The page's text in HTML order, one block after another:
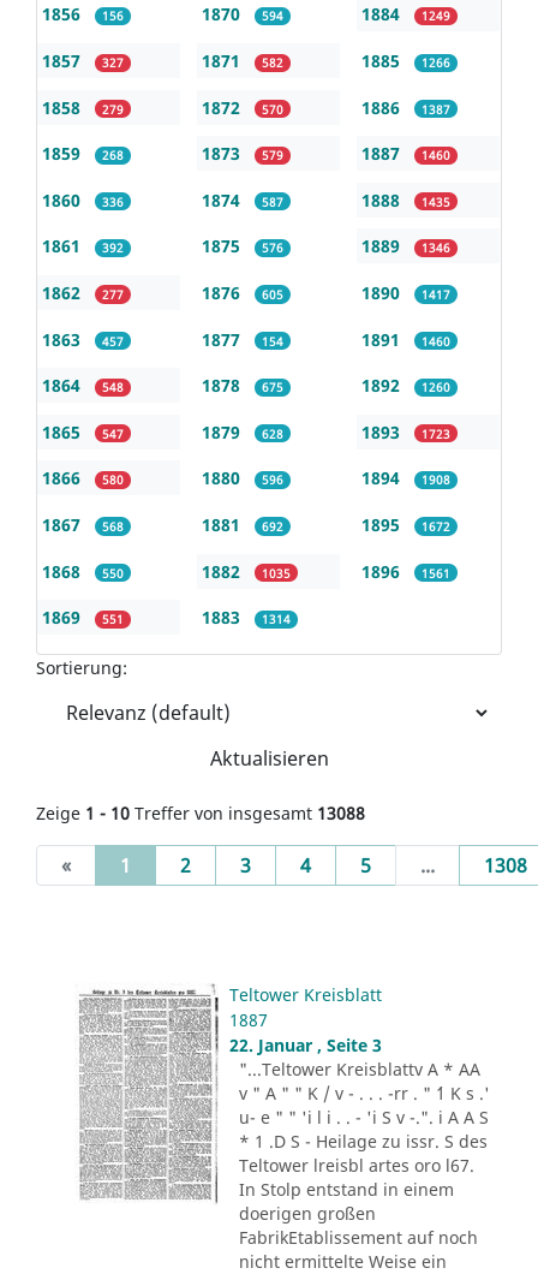
1856 156
1857 327
1858 279
1859 268
1860 336
1861 392
1862 277
1863 457
1864 548
1865 547
1866 580
1867 568
1868 550
1869 551
1870 594
1871 582
1872 570
1873 579
1874 587
1875 576
1876 605
1877 154
1878 675
1879 628
1880 596
1881 692
1882 1035
1883 1314
1884 1249
1885 1266
1886 1387
1887 1460
1888 1435
1889 1346
1890 1417
1891 1460
1892 1260
1893 1723
1894 1908
1895 1672
1896 1561
Sortierung:
Aktualisieren
Zeige 1 - 10 Treffer von insgesamt 13088
« 1 (current)
2 3 4 5 ... 1308
Teltower Kreisblatt
1887
22. Januar , Seite 3
"...Teltower Kreisblattv A * AA
v " A " " K / v - . . . -rr . " ´1 K s .'
u- e " " 'i l i . . - 'i S v -.". i A A S
* 1 .D S - Heilage zu issr. S des
Teltower lreisbl artes oro l67.
In Stolp entstand in einem
doerigen großen
FabrikEtablissement auf noch
nicht ermittelte Weise ein